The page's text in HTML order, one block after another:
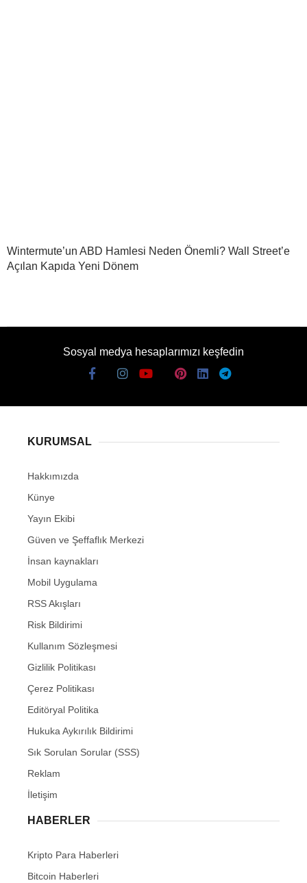
Wintermute’un ABD Hamlesi Neden Önemli? Wall Street’e
Açılan Kapıda Yeni Dönem
Sosyal medya hesaplarımızı keşfedin
KURUMSAL
Hakkımızda
Künye
Yayın Ekibi
Güven ve Şeffaflık Merkezi
İnsan kaynakları
Mobil Uygulama
RSS Akışları
Risk Bildirimi
Kullanım Sözleşmesi
Gizlilik Politikası
Çerez Politikası
Editöryal Politika
Hukuka Aykırılık Bildirimi
Sık Sorulan Sorular (SSS)
Reklam
İletişim
HABERLER
Kripto Para Haberleri
Bitcoin Haberleri